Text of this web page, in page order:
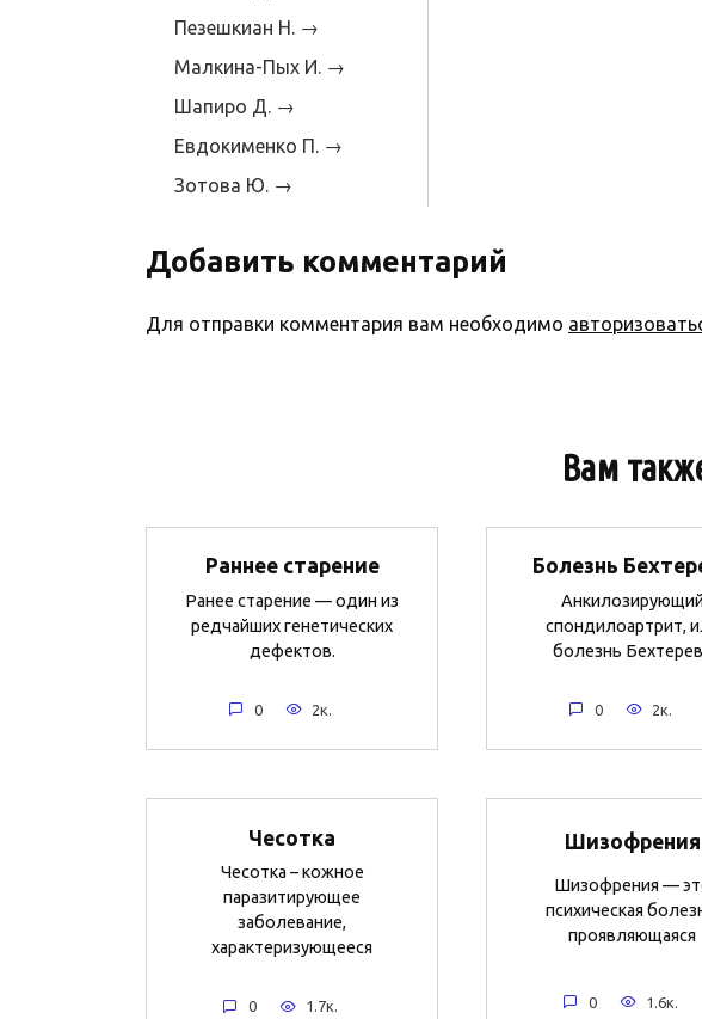
Пезешкиан Н. →
Малкина-Пых И. →
Шапиро Д. →
Евдокименко П. →
Зотова Ю. →
Добавить комментарий
Для отправки комментария вам необходимо
Вам
Раннее старение
Ранее старение — один из
редчайших генетических
дефектов.
0 2к.
Болезнь
Анкилозирующий
спондилоартрит,
болезнь
0 2к.
Чесотка
Чесотка – кожное
паразитирующее
заболевание,
характеризующееся
0 1.7к.
Шизофрения
Шизофрения —
психическая
проявляющаяся
0 1.6к.